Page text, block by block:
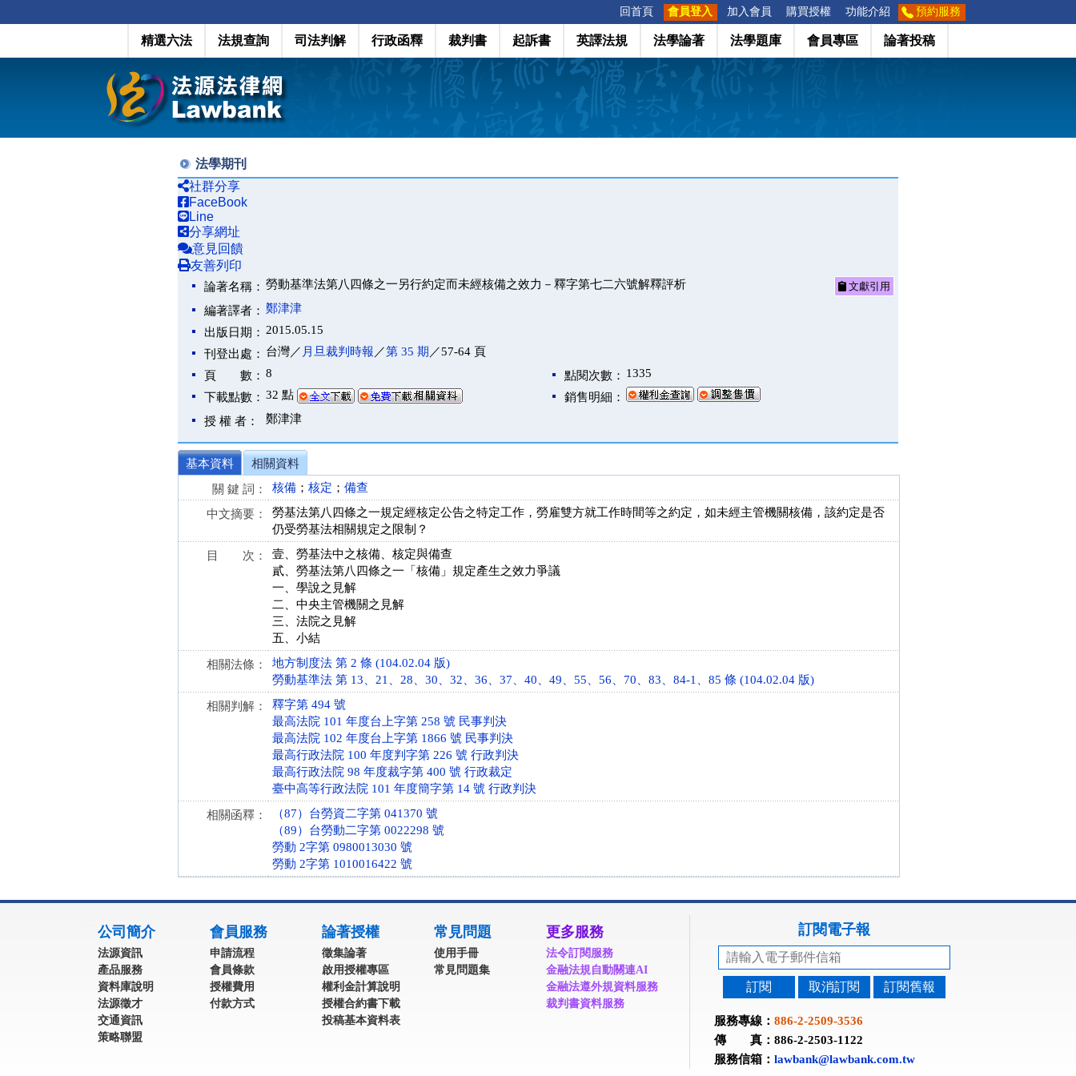
回首頁 會員登入 加入會員 購買授權 功能介紹 預約服務
精選六法 法規查詢 司法判解 行政函釋 裁判書 起訴書 英譯法規 法學論著 法學題庫 會員專區 論著投稿
法學期刊
社群分享
FaceBook
Line
分享網址
意見回饋
友善列印
論著名稱： 勞動基準法第八四條之一另行約定而未經核備之效力－釋字第七二六號解釋評析 文獻引用
編著譯者： 鄭津津
出版日期： 2015.05.15
刊登出處： 台灣／ 月旦裁判時報 ／第 35 期 ／57-64 頁
頁 數： 8 點閱次數： 1335
下載點數： 32 點
銷售明細：
授 權 者：
鄭津津
基本資料
相關資料
關 鍵 詞：
核備 ； 核定 ； 備查
中文摘要：
勞基法第八四條之一規定經核定公告之特定工作，勞雇雙方就工作時間等之約定，如未經主管機關核備，該約定是否
仍受勞基法相關規定之限制？
目 次：
壹、勞基法中之核備、核定與備查
貳、勞基法第八四條之一「核備」規定產生之效力爭議
一、學說之見解
二、中央主管機關之見解
三、法院之見解
五、小結
相關法條：
地方制度法 第 2 條 (104.02.04 版)
勞動基準法 第 13、21、28、30、32、36、37、40、49、55、56、70、83、84-1、85 條 (104.02.04 版)
相關判解：
釋字第 494 號
最高法院 101 年度台上字第 258 號 民事判決
最高法院 102 年度台上字第 1866 號 民事判決
最高行政法院 100 年度判字第 226 號 行政判決
最高行政法院 98 年度裁字第 400 號 行政裁定
臺中高等行政法院 101 年度簡字第 14 號 行政判決
相關函釋：
（87）台勞資二字第 041370 號
（89）台勞動二字第 0022298 號
勞動 2字第 0980013030 號
勞動 2字第 1010016422 號
公司簡介
法源資訊
產品服務
資料庫說明
法源徵才
交通資訊
策略聯盟
會員服務
申請流程
會員條款
授權費用
付款方式
論著授權
徵集論著
啟用授權專區
權利金計算說明
授權合約書下載
投稿基本資料表
常見問題
使用手冊
常見問題集
更多服務
法令訂閱服務
金融法規自動關連AI
金融法遵外規資料服務
裁判書資料服務
訂閱電子報
訂閱 取消訂閱 訂閱舊報
服務專線： 886-2-2509-3536
傳 真：886-2-2503-1122
服務信箱： lawbank@lawbank.com.tw